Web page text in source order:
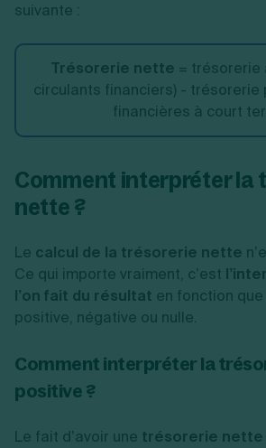
suivante :
Trésorerie nette = trésorerie
circulants financiers) - trésorerie
financières à court
Comment interpréter la
nette ?
Le calcul de la trésorerie nette
Ce qui importe vraiment, c’est
l’on fait du résultat en fonction
positive, négative ou nulle.
Comment interpréter la
positive ?
Le fait d’avoir une trésorerie nette